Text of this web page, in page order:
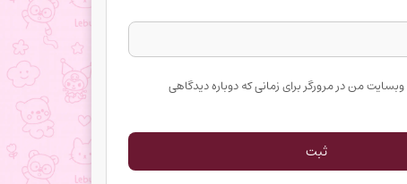
من در مرورگر برای زمانی که دوباره دیدگاهی